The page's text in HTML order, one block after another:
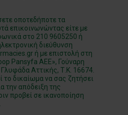
οποτεδήποτε τα
επικοινωνώντας είτε με
στο 210 9605250 ή
διεύθυνση
ή με επιστολή στη
Pansyfa ΑΕΕ», Γούναρη
Αττικής, Τ.Κ. 16674.
το δικαίωμα να σας ζητήσει
την απόδειξη της
προβεί σε ικανοποίηση